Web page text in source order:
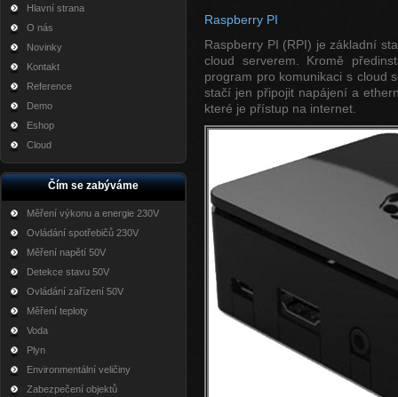
Hlavní strana
O nás
Novinky
Kontakt
Reference
Demo
Eshop
Cloud
Čím se zabýváme
Měření výkonu a energie 230V
Ovládání spotřebičů 230V
Měření napětí 50V
Detekce stavu 50V
Ovládání zařízení 50V
Měření teploty
Voda
Plyn
Environmentální veličiny
Zabezpečení objektů
Raspberry PI
Raspberry PI (RPI) je základní
cloud serverem. Kromě
program pro komunikaci s cloud
stačí jen připojit napájení a
které je přístup na internet.